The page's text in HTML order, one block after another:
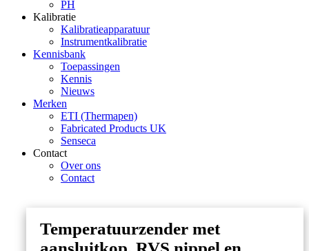
PH
Kalibratie
Kalibratieapparatuur
Instrumentkalibratie
Kennisbank
Toepassingen
Kennis
Nieuws
Merken
ETI (Thermapen)
Fabricated Products UK
Senseca
Contact
Over ons
Contact
Temperatuurzender met